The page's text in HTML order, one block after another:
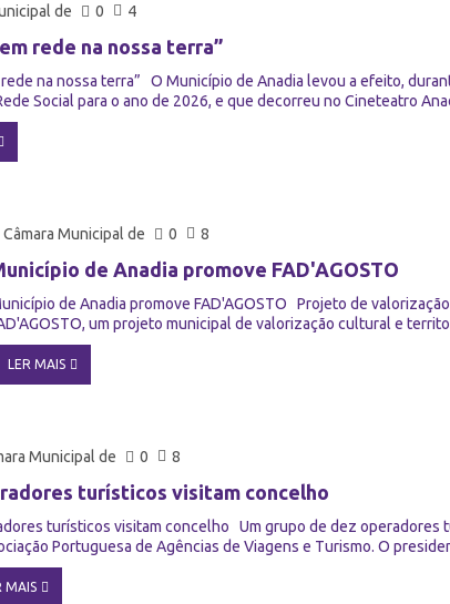
de 0 4
rede na nossa terra”
rede na nossa terra” O Município de Anadia levou a efeito,
Social para o ano de 2026, e que decorreu no Cineteatro
Câmara Municipal de 0 8
de Anadia promove FAD'AGOSTO
de Anadia promove FAD'AGOSTO Projeto de
um projeto municipal de valorização cultural e
LER MAIS
Municipal de 0 8
turísticos visitam concelho
turísticos visitam concelho Um grupo de dez operadores
Portuguesa de Agências de Viagens e Turismo. O
MAIS